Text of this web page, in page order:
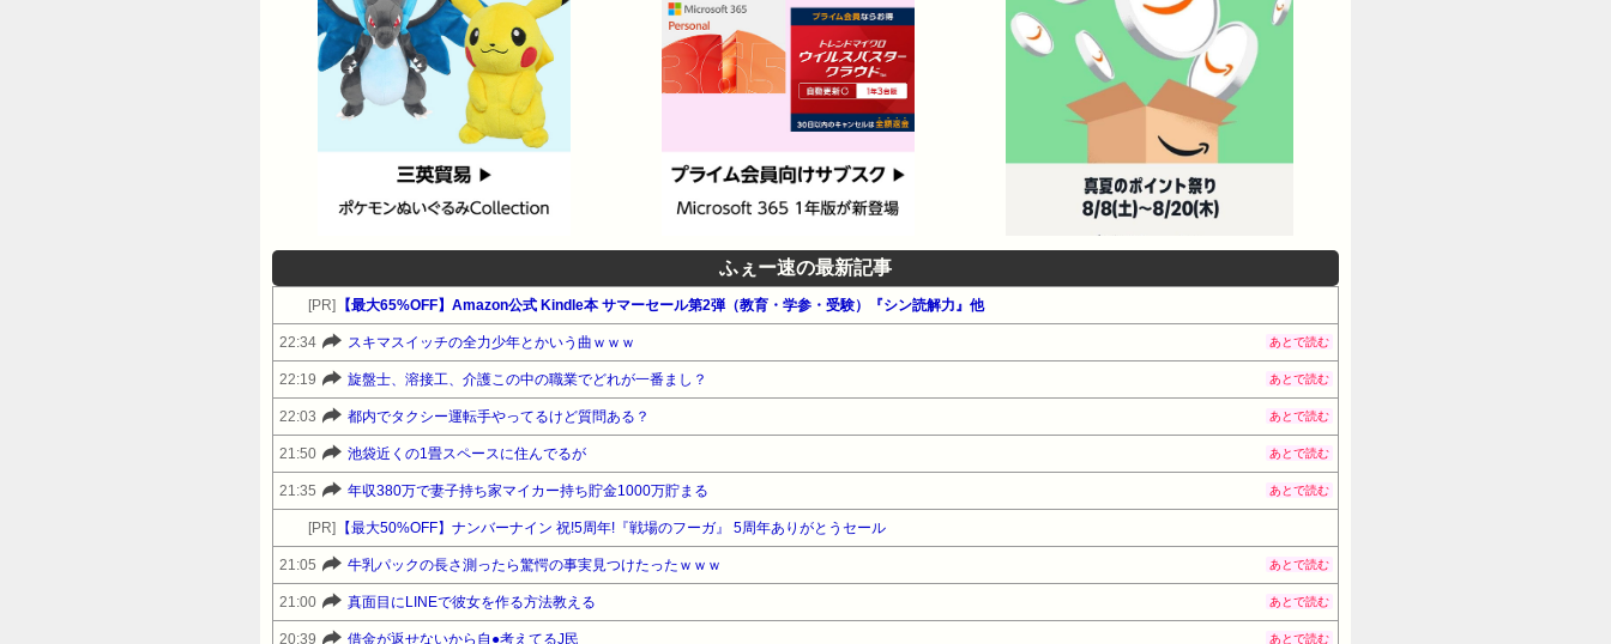
な！ でも少し休みたい 27:風吹けば名無し 2016/05/08(日) 19:58:33.233 ID:4HweFI7S0 釣り釣り 29:風吹けば名無し 2016/05/08(日)
19:59:34.998 ID:Kh57invQa >>27 残念ながらガチです 30:風吹けば名無し 2016/05/08(日) 19:59:44.658 ID:cKfGbVsh0 何年くらい働いて
た会社？ 34:風吹けば名無し 2016/05/08(日) 20:01:03.300 ID:Kh57invQa >>30 いまばっくれてるとこは2カ月半かな！ 31:風吹けば名無
し 2016/05/08(日) 19:59:53.582 ID:XrrauBdqd 何で先に退職届出さないの？ 36:風吹けば名無し 2016/05/08(日) 20:01:55.740
ID:Kh57invQa >>31 ゴールデンウイーク明けに急にやる気なくなって突発的にばっくれたから退職届出す時間なかった 32:風吹けば名無
し 2016/05/08(日) 20:00:18.790 ID:S8yLVUJ3a 辞めるならさっさと退職届郵送すればいいだろ 38:風吹けば名無し 2016/05/08(日)
20:02:37.158 ID:Kh57invQa >>32 郵送で事務的なやり取りして辞めるのが理想だからそろそろ出すよ！ 33:風吹けば名無し
2016/05/08(日) 20:00:23.905 ID:ilWDXhVnd 無断欠勤することによって会社に迷惑はかからないんですか？ 39:風吹けば名無し
2016/05/08(日) 20:02:59.656 ID:Kh57invQa >>33 かかるだろうねw 41:風吹けば名無し 2016/05/08(日) 20:04:11.169 ID:ilWDXhVnd >>39
なぜ笑っていられるのですか？ 44:風吹けば名無し 2016/05/08(日) 20:04:54.454 ID:Kh57invQa >>41 責任感がないからかな！ 48:風吹け
ば名無し 2016/05/08(日) 20:07:22.445 ID:ilWDXhVnd >>44責任感の無いのあなたはなぜこの様なスレッドをたてようと思ったのですか？
53:風吹けば名無し 2016/05/08(日) 20:09:25.148 ID:Kh57invQa >>48 なんでだろうね 35:風吹けば名無し 2016/05/08(日) 20:01:19.275
ID:b8JU6h0na 職場の人間関係が原因？ 40:風吹けば名無し 2016/05/08(日) 20:03:55.670 ID:Kh57invQa >>35 今の会社に入る前半年ニー
トやってたからニートあがりっていうのと、コミュ障だから人と顔合わせたくなくなった（笑） 37:風吹けば名無し 2016/05/08(日)
20:02:28.324 ID:zxYmkpvq0 辞めるにしても普通に辞めろよ 43:風吹けば名無し 2016/05/08(日) 20:04:22.465 ID:Kh57invQa >>37 そうし
たかったけど無理だった 42:風吹けば名無し 2016/05/08(日) 20:04:22.094 ID:zxYmkpvq0 なんの会社？ 営業？ 45:風吹けば名無し
2016/05/08(日) 20:05:10.904 ID:Kh57invQa >>42 ただの工場だよー 46:風吹けば名無し 2016/05/08(日) 20:06:13.668 ID:mrp1WDje0 底
辺工場でもまともに働けないのか どうすんのさ 51:風吹けば名無し 2016/05/08(日) 20:08:38.953 ID:Kh57invQa >>46 確かにまずいよー
47:風吹けば名無し 2016/05/08(日) 20:06:30.603 ID:uKRXr3i80 俺も一週間無断欠勤したけど社長が許してくれた。 52:風吹けば名無し
2016/05/08(日) 20:08:55.769 ID:Kh57invQa >>47 優しい社長だね！ 49:風吹けば名無し 2016/05/08(日) 20:07:27.460 ID:tztPS6rFd 何
ふぇー速の最新記事
[PR] 【最大65%OFF】Amazon公式 Kindle本 サマーセール第2弾（教育・学参・受験）『シン読解力』他
22:34 スキマスイッチの全力少年とかいう曲ｗｗｗ あとで読む
22:19 旋盤士、溶接工、介護この中の職業でどれが一番まし？ あとで読む
22:03 都内でタクシー運転手やってるけど質問ある？ あとで読む
21:50 池袋近くの1畳スペースに住んでるが あとで読む
21:35 年収380万で妻子持ち家マイカー持ち貯金1000万貯まる あとで読む
[PR] 【最大50%OFF】ナンバーナイン 祝!5周年!『戦場のフーガ』 5周年ありがとうセール
21:05 牛乳パックの長さ測ったら驚愕の事実見つけたったｗｗｗ あとで読む
21:00 真面目にLINEで彼女を作る方法教える あとで読む
20:39 借金が返せないから自●考えてるJ民 あとで読む